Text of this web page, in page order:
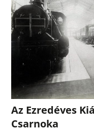
Az Ezredéves
Csarnoka